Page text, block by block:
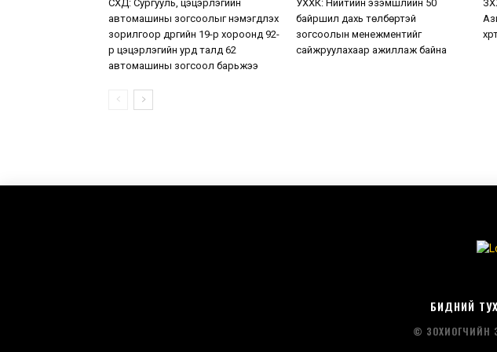
СХД: Сургууль, цэцэрлэгийн
автомашины зогсоолыг нэмэгдүүлэх
зорилгоор дүүргийн 19-р хороонд 92-
р цэцэрлэгийн урд талд 62
автомашины зогсоол барьжээ
УХХК: Нийтийн эзэмшлийн 50
байршил дахь төлбөртэй
зогсоолын менежментийг
сайжруулахаар ажиллаж байна
БИДНИЙ
© ЗОХИОГЧИЙН